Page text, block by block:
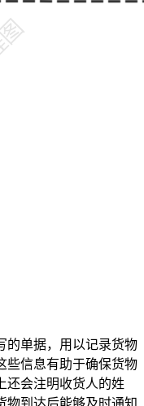
的单据，用以记录货物
些信息有助于确保货物
还会注明收货人的姓
物到达后能够及时通知